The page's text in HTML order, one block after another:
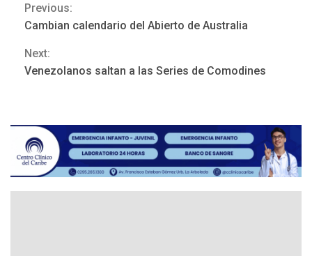
Continue
Reading
Previous:
Cambian calendario del Abierto de Australia
Next:
Venezolanos saltan a las Series de Comodines
Hutíes de Yemen dicen que
REGIONALES ÚLTIMA HORA
Instituciones estadales se
suman al Plan Agosto de
Escuelas Abiertas 2026